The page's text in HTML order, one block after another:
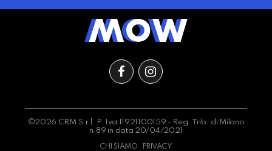
©2026 CRM S.r.l. P.Iva 11921100159 - Reg. Trib. di Milano
n.89 in data 20/04/2021
CHI SIAMO PRIVACY